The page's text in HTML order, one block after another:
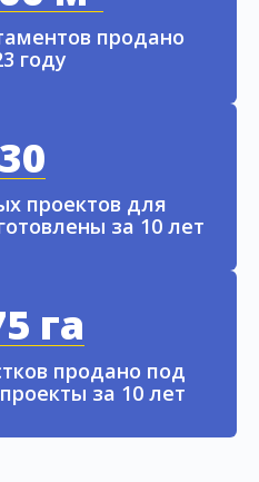
продано
году
проектов для
за 10 лет
га
продано под
за 10 лет